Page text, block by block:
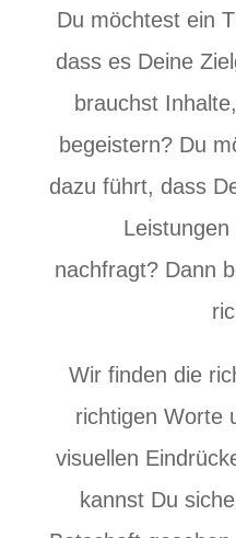
Du möchtest ein
dass es Deine
brauchst
begeistern? Du
dazu führt, dass
nachfragt? Dann
Wir finden die
richtigen Worte
visuellen
kannst Du